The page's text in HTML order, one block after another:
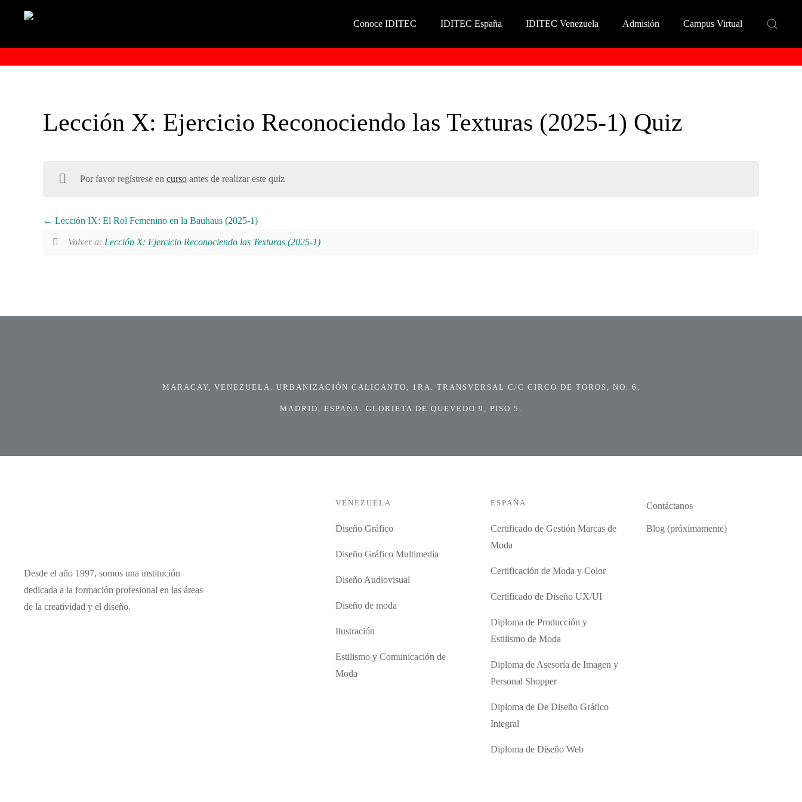
Conoce IDITEC IDITEC España IDITEC Venezuela Admisión Campus Virtual
Lección X: Ejercicio Reconociendo las Texturas (2025-1) Quiz
Por favor regístrese en cursoantes de realizar este quiz
Lección IX: El Rol Femenino en la Bauhaus (2025-1)
Volver a: Lección X: Ejercicio Reconociendo las Texturas (2025-1)
MARACAY, VENEZUELA. URBANIZACIÓN CALICANTO, 1RA. TRANSVERSAL C/C CIRCO DE TOROS, NO. 6.
MADRID, ESPAÑA. GLORIETA DE QUEVEDO 9, PISO 5.
Desde el año 1997, somos una institución
dedicada a la formación profesional en las áreas
de la creatividad y el diseño.
VENEZUELA
Diseño Gráfico
Diseño Gráfico Multimedia
Diseño Audiovisual
Diseño de moda
Ilustración
Estilismo y Comunicación de
Moda
ESPAÑA
Certificado de Gestión Marcas de
Moda
Certificación de Moda y Color
Certificado de Diseño UX/UI
Diploma de Producción y
Estilismo de Moda
Diploma de Asesoría de Imagen y
Personal Shopper
Diploma de De Diseño Gráfico
Integral
Diploma de Diseño Web
Contáctanos
Blog (próximamente)